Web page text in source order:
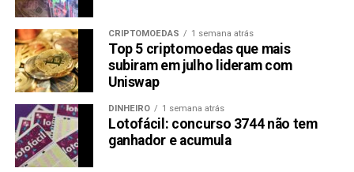
CRIPTOMOEDAS 1 semana atrás
Top 5 criptomoedas que mais
subiram em julho lideram com
Uniswap
DINHEIRO 1 semana atrás
Lotofácil: concurso 3744 não tem
ganhador e acumula